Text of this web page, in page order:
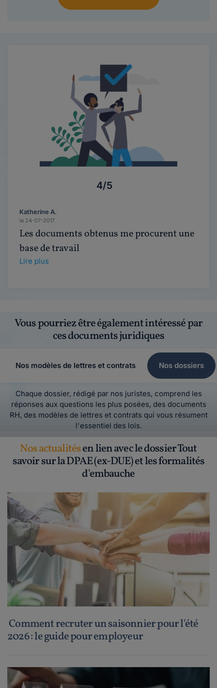
4/5
Katherine A.
le 24-07-2017
Les documents obtenus me procurent une
base de travail
Lire plus
Vous pourriez être également intéressé par
ces documents juridiques
Nos modèles de lettres et contrats Nos dossiers
Chaque dossier, rédigé par nos juristes, comprend les
réponses aux questions les plus posées, des documents
RH, des modèles de lettres et contrats qui vous résument
l'essentiel des lois.
Nos actualitésen lien avec le dossier Tout
savoir sur la DPAE (ex-DUE) et les formalités
d'embauche
Comment recruter un saisonnier pour l'été
2026 : le guide pour employeur